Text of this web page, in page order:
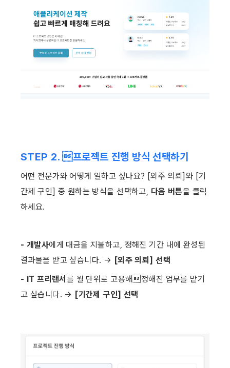
STEP 2. 프로젝트 진행 방식 선택하기
어떤 전문가와 어떻게 일하고 싶나요? [외주 의뢰]와 [기
간제 구인] 중 원하는 방식을 선택하고, 다음 버튼을 클릭
하세요. ​
- 개발사에게 대금을 지불하고, 정해진 기간 내에 완성된
결과물을 받고 싶습니다. → [외주 의뢰] 선택
- IT 프리랜서 를 월 단위로 고용해정해진 업무를 맡기
고 싶습니다. → [기간제 구인] 선택 ​